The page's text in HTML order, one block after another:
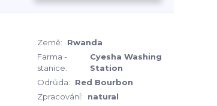
Země:
Rwanda
Farma -
stanice:
Cyesha Washing
Station
Odrůda:
Red Bourbon
Zpracování: natural